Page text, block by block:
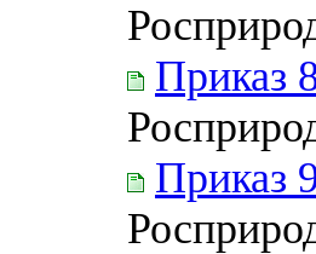
Приказ
Приказ